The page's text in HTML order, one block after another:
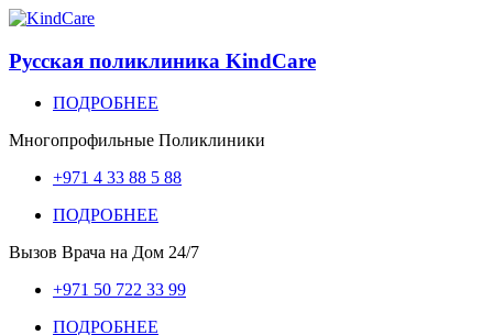
Русская поликлиника KindCare
ПОДРОБНЕЕ
Многопрофильные Поликлиники
+971 4 33 88 5 88
ПОДРОБНЕЕ
Вызов Врача на Дом 24/7
+971 50 722 33 99
ПОДРОБНЕЕ